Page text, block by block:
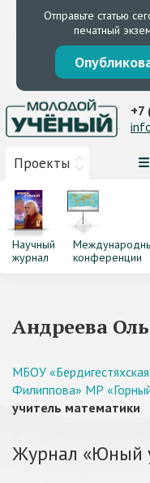
Отправьте статью
печатный
Проекты
+7
Научный
журнал
конференции
Андреева
МБОУ
Филиппова» МР «Горный
учитель математики
Журнал «Юный